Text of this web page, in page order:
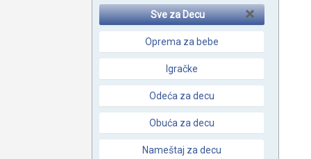
Sve za Decu
Oprema za bebe
Igračke
Odeća za decu
Obuća za decu
Nameštaj za decu